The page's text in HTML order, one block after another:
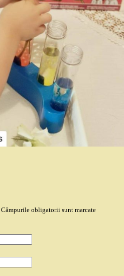
Câmpurile obligatorii sunt marcate